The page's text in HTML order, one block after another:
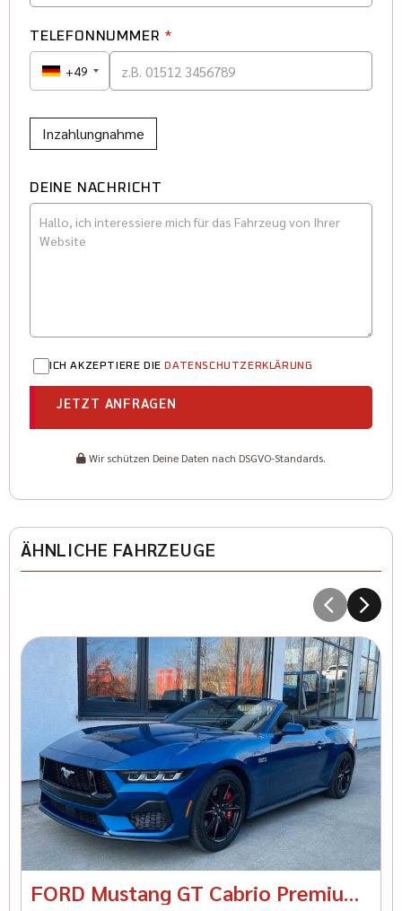
TELEFONNUMMER *
+49
Inzahlungnahme
DEINE NACHRICHT
ICH AKZEPTIERE DIE DATENSCHUTZERKLÄRUNG
JETZT ANFRAGEN
Wir schützen Deine Daten nach DSGVO-Standards.
ÄHNLICHE FAHRZEUGE
FORD Mustang GT Cabrio Premium